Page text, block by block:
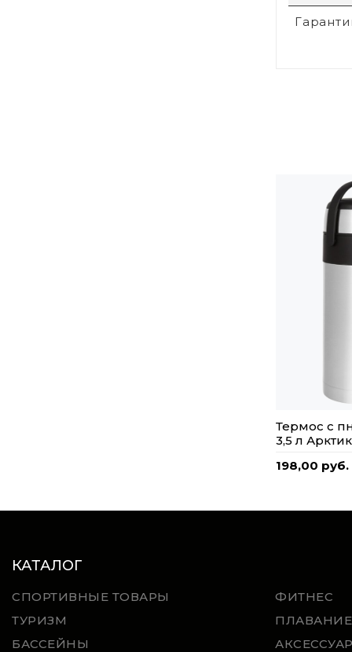
Термос с
3,5 л
198,00 руб.
КАТАЛОГ
СПОРТИВНЫЕ ТОВАРЫ
ФИТНЕС
ТУРИЗМ
ПЛАВАНИЕ
БАССЕЙНЫ